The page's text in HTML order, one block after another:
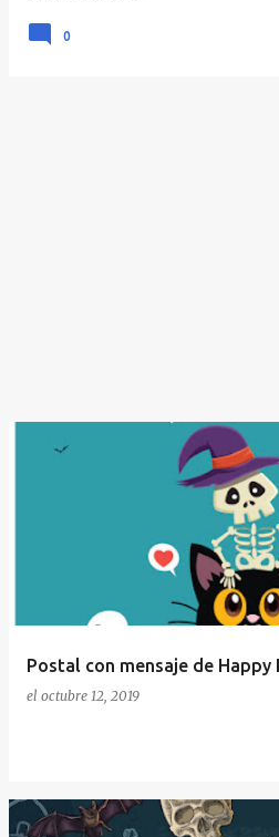
0
Postal con mensaje de Happy
el octubre 12, 2019